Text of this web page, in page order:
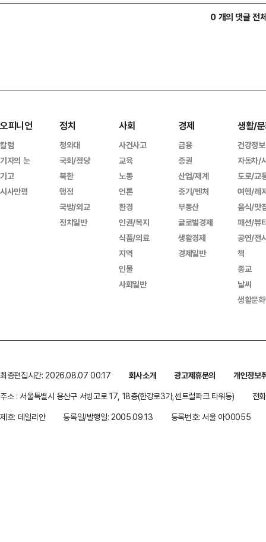
0 개의 댓글 전
오피니언
칼럼
기자의 눈
기고
시사만평
정치
청와대
국회/정당
북한
행정
국방/외교
정치일반
사회
사건사고
교육
노동
언론
환경
인권/복지
식품/의료
지역
인물
사회일반
경제
금융
증권
산업/재계
중기/벤처
부동산
글로벌경제
생활경제
경제일반
생활/
건강정보
자동차/
도로/교
여행/레
음식/맛
패션/뷰
공연/전
책
종교
날씨
생활문
최종편집시간: 2026.08.07 00:17 회사소개 광고제휴문의
개인정보
주소 : 서울특별시 용산구 서빙고로 17, 18층(한강로3가,센트럴파크 타워동)
전
제호: 데일리안
등록일/발행일: 2005.09.13 등록번호: 서울 아00055